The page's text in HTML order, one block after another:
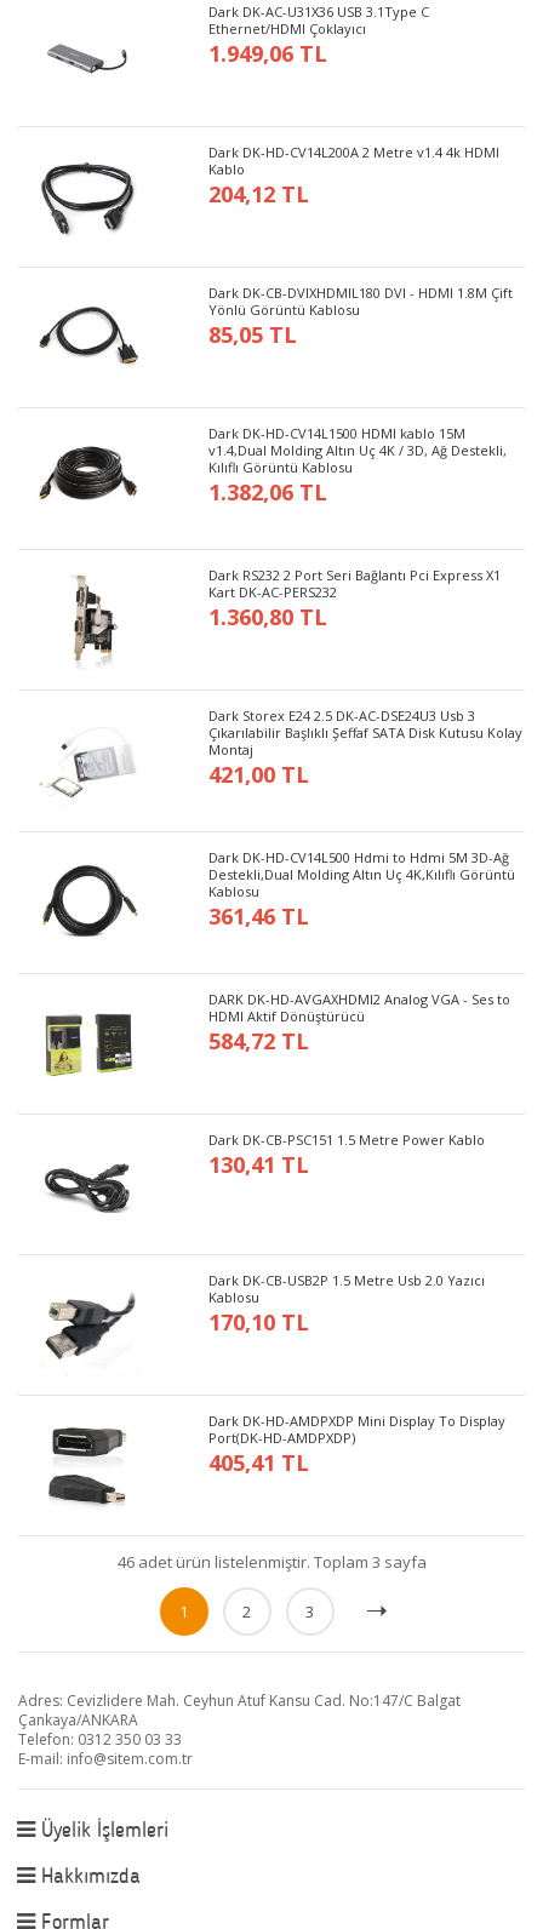
Dark DK-AC-U31X36 USB 3.1Type C
Ethernet/HDMI Çoklayıcı
1.949,06 TL
Dark DK-HD-CV14L200A 2 Metre v1.4 4k HDMI
Kablo
204,12 TL
Dark DK-CB-DVIXHDMIL180 DVI - HDMI 1.8M Çift
Yönlü Görüntü Kablosu
85,05 TL
Dark DK-HD-CV14L1500 HDMI kablo 15M
v1.4,Dual Molding Altın Uç 4K / 3D, Ağ Destekli,
Kılıflı Görüntü Kablosu
1.382,06 TL
Dark RS232 2 Port Seri Bağlantı Pci Express X1
Kart DK-AC-PERS232
1.360,80 TL
Dark Storex E24 2.5 DK-AC-DSE24U3 Usb 3
Çıkarılabilir Başlıklı Şeffaf SATA Disk Kutusu Kolay
Montaj
421,00 TL
Dark DK-HD-CV14L500 Hdmi to Hdmi 5M 3D-Ağ
Destekli,Dual Molding Altın Uç 4K,Kılıflı Görüntü
Kablosu
361,46 TL
DARK DK-HD-AVGAXHDMI2 Analog VGA - Ses to
HDMI Aktif Dönüştürücü
584,72 TL
Dark DK-CB-PSC151 1.5 Metre Power Kablo
130,41 TL
Dark DK-CB-USB2P 1.5 Metre Usb 2.0 Yazıcı
Kablosu
170,10 TL
Dark DK-HD-AMDPXDP Mini Display To Display
Port(DK-HD-AMDPXDP)
405,41 TL
46 adet ürün listelenmiştir. Toplam 3 sayfa
1 2 3
Adres: Cevizlidere Mah. Ceyhun Atuf Kansu Cad. No:147/C Balgat
Çankaya/ANKARA
Telefon: 0312 350 03 33
E-mail: info@sitem.com.tr
Üyelik İşlemleri
Hakkımızda
Formlar